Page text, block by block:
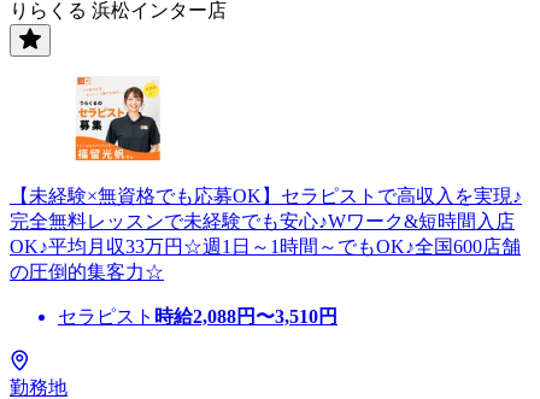
りらくる 浜松インター店
【未経験×無資格でも応募OK】セラピストで高収入を実現♪
完全無料レッスンで未経験でも安心♪Wワーク&短時間入店
OK♪平均月収33万円☆週1日～1時間～でもOK♪全国600店舗
の圧倒的集客力☆
セラピスト 時給2,088円〜3,510円
勤務地